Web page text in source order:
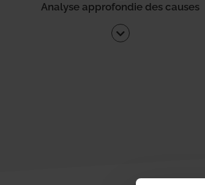
Analyse approfondie des causes